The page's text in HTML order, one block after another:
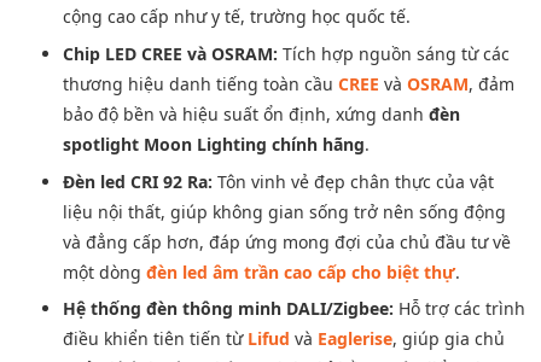
cộng cao cấp như y tế, trường học quốc tế.
Chip LED CREE và OSRAM: Tích hợp nguồn sáng từ các
thương hiệu danh tiếng toàn cầu CREE và OSRAM, đảm
bảo độ bền và hiệu suất ổn định, xứng danh đèn
spotlight Moon Lighting chính hãng.
Đèn led CRI 92 Ra: Tôn vinh vẻ đẹp chân thực của vật
liệu nội thất, giúp không gian sống trở nên sống động
và đẳng cấp hơn, đáp ứng mong đợi của chủ đầu tư về
một dòng đèn led âm trần cao cấp cho biệt thự.
Hệ thống đèn thông minh DALI/Zigbee: Hỗ trợ các trình
điều khiển tiên tiến từ Lifud và Eaglerise, giúp gia chủ